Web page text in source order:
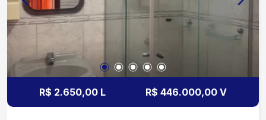
R$ 2.650,00 L R$ 446.000,00 V